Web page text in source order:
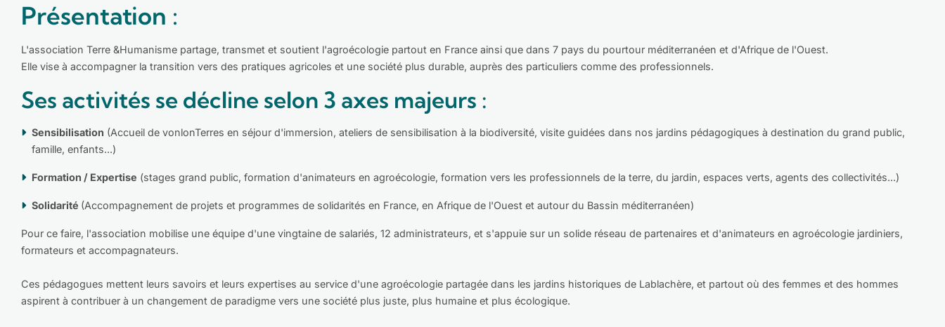
Présentation :
L'association Terre &Humanisme partage, transmet et soutient l'agroécologie partout en France ainsi que dans 7 pays du pourtour méditerranéen et d'Afrique de l'Ouest.
Elle vise à accompagner la transition vers des pratiques agricoles et une société plus durable, auprès des particuliers comme des professionnels.
Ses activités se décline selon 3 axes majeurs :
Sensibilisation (Accueil de vonlonTerres en séjour d'immersion, ateliers de sensibilisation à la biodiversité, visite guidées dans nos jardins pédagogiques à destination du grand public,
famille, enfants...)
Formation / Expertise (stages grand public, formation d'animateurs en agroécologie, formation vers les professionnels de la terre, du jardin, espaces verts, agents des collectivités...)
Solidarité (Accompagnement de projets et programmes de solidarités en France, en Afrique de l'Ouest et autour du Bassin méditerranéen)
Pour ce faire, l'association mobilise une équipe d'une vingtaine de salariés, 12 administrateurs, et s'appuie sur un solide réseau de partenaires et d'animateurs en agroécologie jardiniers,
formateurs et accompagnateurs.
Ces pédagogues mettent leurs savoirs et leurs expertises au service d'une agroécologie partagée dans les jardins historiques de Lablachère, et partout où des femmes et des hommes
aspirent à contribuer à un changement de paradigme vers une société plus juste, plus humaine et plus écologique.